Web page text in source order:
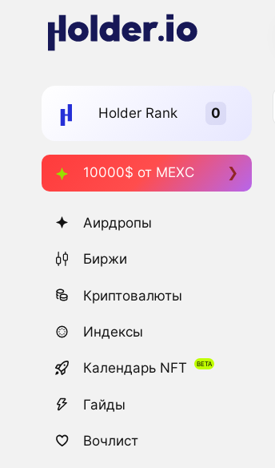
Holder Rank
10000$ от MEXC
Аирдропы
Биржи
Криптовалюты
Индексы
Календарь NFT
Гайды
Вочлист